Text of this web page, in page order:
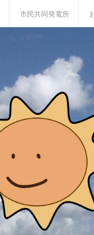
市民共同発電所